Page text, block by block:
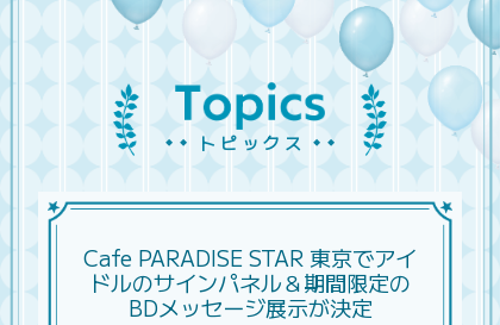
トピックス
Cafe PARADISE STAR 東京でアイ
ドルのサインパネル＆期間限定の
BDメッセージ展示が決定